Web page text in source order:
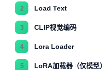
2 Load Text
3 CLIP视觉编码
4 Lora Loader
5 LoRA加载器（仅模型）